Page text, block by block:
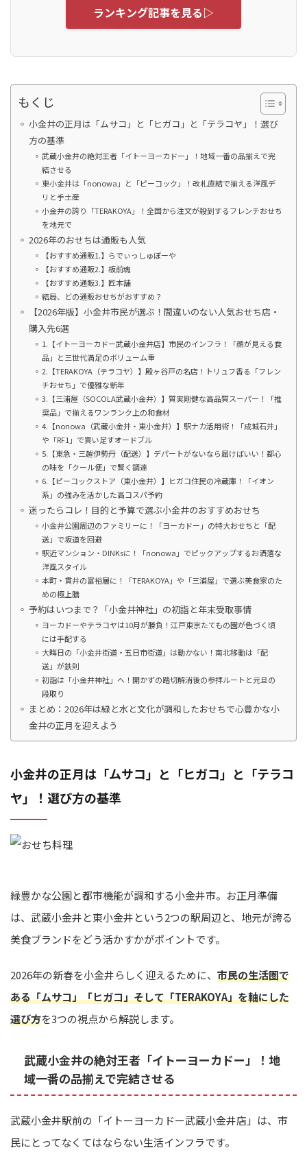
ランキング記事を見る▷
もくじ
小金井の正月は「ムサコ」と「ヒガコ」と「テラコヤ」！選び
方の基準
武蔵小金井の絶対王者「イトーヨーカドー」！地域一番の品揃えで完
結させる
東小金井は「nonowa」と「ピーコック」！改札直結で揃える洋風デ
リと手土産
小金井の誇り「TERAKOYA」！全国から注文が殺到するフレンチおせち
を地元で
2026年のおせちは通販も人気
【おすすめ通販1.】らでぃっしゅぼーや
【おすすめ通販2.】板前魂
【おすすめ通販3.】匠本舗
結局、どの通販おせちがおすすめ？
【2026年版】小金井市民が選ぶ！間違いのない人気おせち店・
購入先6選
1.【イトーヨーカドー武蔵小金井店】市民のインフラ！「顔が見える食
品」と三世代満足のボリューム重
2.【TERAKOYA（テラコヤ）】殿ヶ谷戸の名店！トリュフ香る「フレン
チおせち」で優雅な新年
3.【三浦屋（SOCOLA武蔵小金井）】質実剛健な高品質スーパー！「推
奨品」で揃えるワンランク上の和食材
4.【nonowa（武蔵小金井・東小金井）】駅ナカ活用術！「成城石井」
や「RF1」で買い足すオードブル
5.【東急・三越伊勢丹（配送）】デパートがないなら届けばいい！都心
の味を「クール便」で賢く調達
6.【ピーコックストア（東小金井）】ヒガコ住民の冷蔵庫！「イオン
系」の強みを活かした高コスパ予約
迷ったらコレ！目的と予算で選ぶ小金井のおすすめおせち
小金井公園周辺のファミリーに！「ヨーカドー」の特大おせちと「配
送」で坂道を回避
駅近マンション・DINKsに！「nonowa」でピックアップするお洒落な
洋風スタイル
本町・貫井の富裕層に！「TERAKOYA」や「三浦屋」で選ぶ美食家のた
めの極上膳
予約はいつまで？「小金井神社」の初詣と年末受取事情
ヨーカドーやテラコヤは10月が勝負！江戸東京たてもの園が色づく頃
には手配する
大晦日の「小金井街道・五日市街道」は動かない！南北移動は「配
送」が鉄則
初詣は「小金井神社」へ！開かずの踏切解消後の参拝ルートと元旦の
段取り
まとめ：2026年は緑と水と文化が調和したおせちで心豊かな小
金井の正月を迎えよう
小金井の正月は「ムサコ」と「ヒガコ」と「テラコ
ヤ」！選び方の基準
緑豊かな公園と都市機能が調和する小金井市。お正月準備
は、武蔵小金井と東小金井という2つの駅周辺と、地元が誇る
美食ブランドをどう活かすかがポイントです。
2026年の新春を小金井らしく迎えるために、 市民の生活圏で
ある「ムサコ」「ヒガコ」そして「TERAKOYA」を軸にした
選び方を3つの視点から解説します。
武蔵小金井の絶対王者「イトーヨーカドー」！地
域一番の品揃えで完結させる
武蔵小金井駅前の「イトーヨーカドー武蔵小金井店」は、市
民にとってなくてはならない生活インフラです。